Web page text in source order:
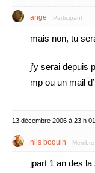
ange Participant
mais non, tu
j’y serai depuis
mp ou un mail
13 décembre 2006 à 23 h
nils boquin Membre
jpart 1 an des